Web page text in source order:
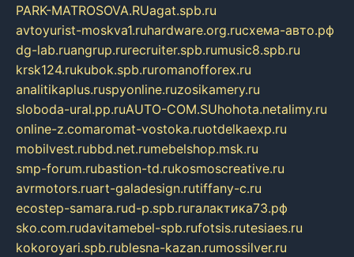
PARK-MATROSOVA.RUagat.spb.ru
avtoyurist-moskva1.ruhardware.org.ruсхема-авто.рф
dg-lab.ruangrup.rurecruiter.spb.rumusic8.spb.ru
krsk124.rukubok.spb.ruromanofforex.ru
analitikaplus.ruspyonline.ruzosikamery.ru
sloboda-ural.pp.ruAUTO-COM.SUhohota.netalimy.ru
online-z.comaromat-vostoka.ruotdelkaexp.ru
mobilvest.rubbd.net.rumebelshop.msk.ru
smp-forum.rubastion-td.rukosmoscreative.ru
avrmotors.ruart-galadesign.rutiffany-c.ru
ecostep-samara.rud-p.spb.ruгалактика73.рф
sko.com.rudavitamebel-spb.rufotsis.rutesiaes.ru
kokoroyari.spb.rublesna-kazan.rumossilver.ru